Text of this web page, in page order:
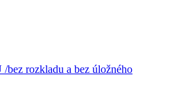
rozkladu a bez úložného